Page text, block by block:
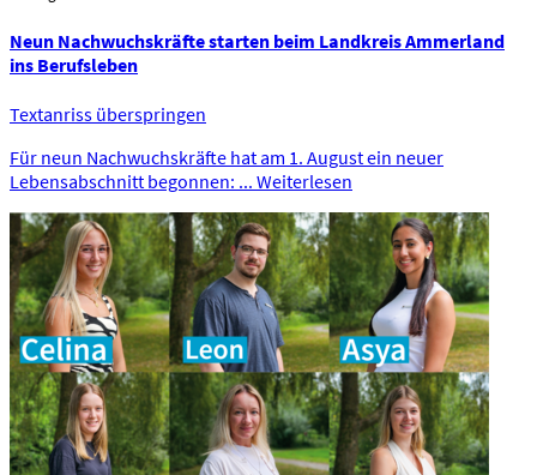
Neun Nachwuchskräfte starten beim Landkreis Ammerland
ins Berufsleben
Textanriss überspringen
Für neun Nachwuchskräfte hat am 1. August ein neuer
Lebensabschnitt begonnen: ... Weiterlesen